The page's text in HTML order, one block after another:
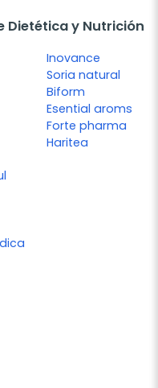
Dietética y Nutrición
Inovance
Soria natural
Biform
Esential aroms
Forte pharma
Haritea